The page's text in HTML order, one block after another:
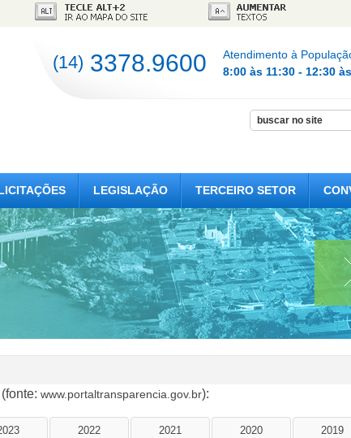
(14) 3378.9600
Atendimento à
8:00 às 11:30 - 12:30
LEGISLAÇÃO TERCEIRO SETOR
www.portaltransparencia.gov.br):
2022 2021 2020 2019